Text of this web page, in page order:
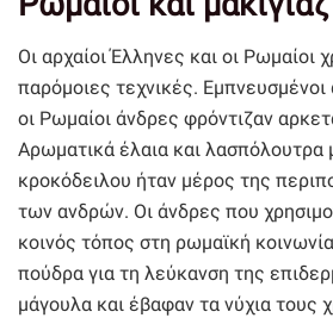
Οι αρχαίοι Έλληνες και οι Ρωμαίοι
παρόμοιες τεχνικές.
οι Ρωμαίοι άνδρες φρόντιζαν
Αρωματικά έλαια και λασπόλουτρα
κροκόδειλου ήταν μέρος της
των ανδρών. Οι άνδρες που
κοινός τόπος στη ρωμαϊκή
πούδρα για τη λεύκανση της
μάγουλα και έβαφαν τα νύχια τους